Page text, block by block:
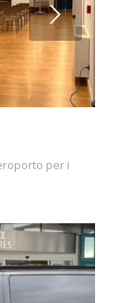
1 3
per i